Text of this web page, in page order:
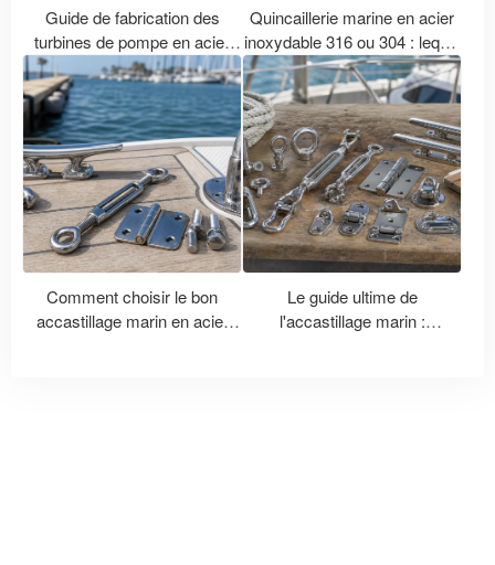
Guide de fabrication des
turbines de pompe en acier
inoxydable
Quincaillerie marine en acier
inoxydable 316 ou 304 : lequel
est le meilleur pour les
bateaux ?
Comment choisir le bon
accastillage marin en acier
Le guide ultime de
l'accastillage marin :